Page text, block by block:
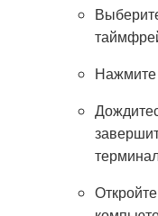
Нажмите